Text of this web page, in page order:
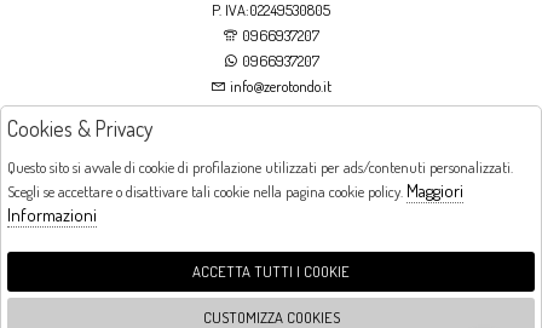
P. IVA:02249530805
0966937207
0966937207
info@zerotondo.it
Orari di apertura
LUNEDI: CHIUSO LA MATTINA - DALLE 16:00 ALLE 20:00 DAL MARTEDI AL
Cookies & Privacy
Questo sito si avvale di cookie di profilazione utilizzati per ads/contenuti personalizzati.
Scegli se accettare o disattivare tali cookie nella pagina cookie policy. Maggiori
Informazioni
ACCETTA TUTTI I COOKIE
CUSTOMIZZA COOKIES